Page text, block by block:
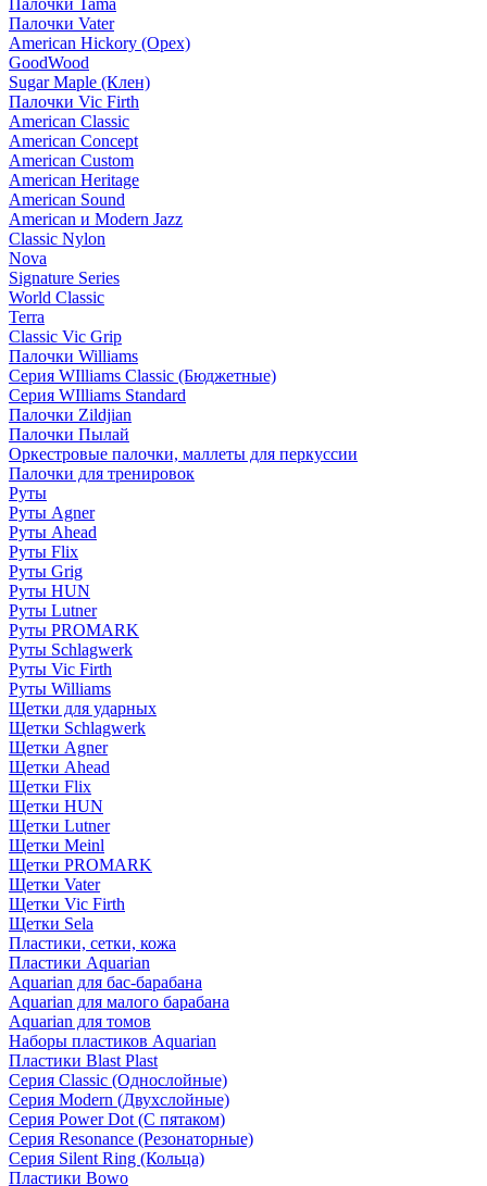
Палочки Tama
Палочки Vater
American Hickory (Орех)
GoodWood
Sugar Maple (Клен)
Палочки Vic Firth
American Classic
American Concept
American Custom
American Heritage
American Sound
American и Modern Jazz
Classic Nylon
Nova
Signature Series
World Classic
Terra
Classic Vic Grip
Палочки Williams
Серия WIlliams Classic (Бюджетные)
Серия WIlliams Standard
Палочки Zildjian
Палочки Пылай
Оркестровые палочки, маллеты для перкуссии
Палочки для тренировок
Руты
Руты Agner
Руты Ahead
Руты Flix
Руты Grig
Руты HUN
Руты Lutner
Руты PROMARK
Руты Schlagwerk
Руты Vic Firth
Руты Williams
Щетки для ударных
Щетки Schlagwerk
Щетки Agner
Щетки Ahead
Щетки Flix
Щетки HUN
Щетки Lutner
Щетки Meinl
Щетки PROMARK
Щетки Vater
Щетки Vic Firth
Щетки Sela
Пластики, сетки, кожа
Пластики Aquarian
Aquarian для бас-барабана
Aquarian для малого барабана
Aquarian для томов
Наборы пластиков Aquarian
Пластики Blast Plast
Серия Classic (Однослойные)
Серия Modern (Двухслойные)
Серия Power Dot (С пятаком)
Серия Resonance (Резонаторные)
Серия Silent Ring (Кольца)
Пластики Bowo